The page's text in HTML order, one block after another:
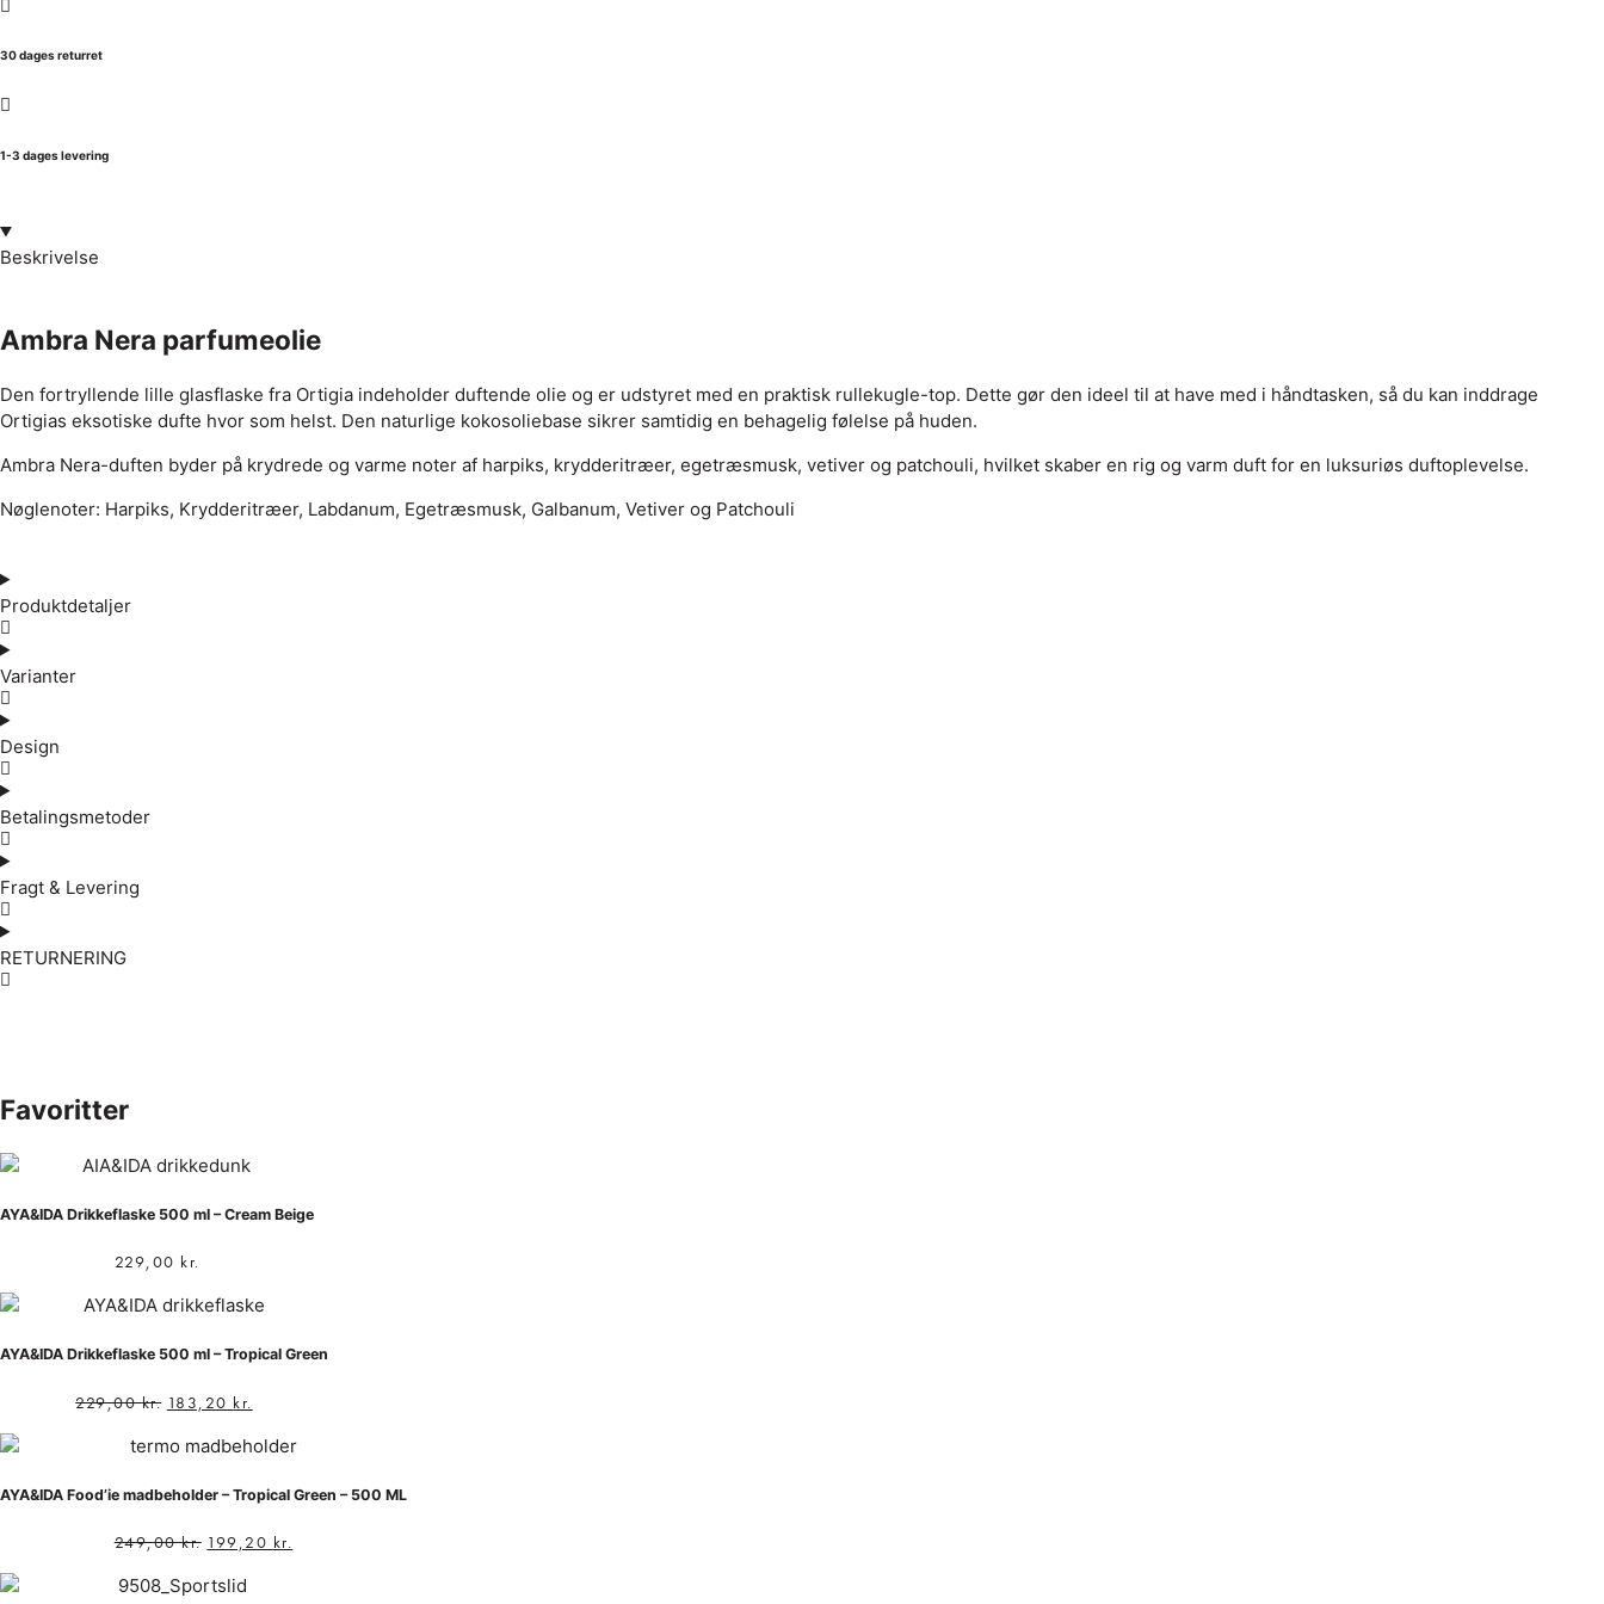
30 dages returret
1-3 dages levering
Beskrivelse
Ambra Nera parfumeolie
Den fortryllende lille glasflaske fra Ortigia indeholder duftende olie og er udstyret med en praktisk rullekugle-top. Dette gør den ideel til at have med i håndtasken, så du kan inddrage
Ortigias eksotiske dufte hvor som helst. Den naturlige kokosoliebase sikrer samtidig en behagelig følelse på huden.
Ambra Nera-duften byder på krydrede og varme noter af harpiks, krydderitræer, egetræsmusk, vetiver og patchouli, hvilket skaber en rig og varm duft for en luksuriøs duftoplevelse.
Nøglenoter: Harpiks, Krydderitræer, Labdanum, Egetræsmusk, Galbanum, Vetiver og Patchouli
Produktdetaljer
Varianter
Design
Betalingsmetoder
Fragt & Levering
RETURNERING
Favoritter
AYA&IDA Drikkeflaske 500 ml – Cream Beige
229,00 kr.
AYA&IDA Drikkeflaske 500 ml – Tropical Green
229,00kr. 183,20 kr.
AYA&IDA Food’ie madbeholder – Tropical Green – 500 ML
249,00kr. 199,20 kr.